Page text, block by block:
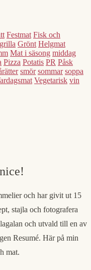
Festmat Fisk och
grilla Grönt Helgmat
Mat i säsong middag
Pizza Potatis PR Påsk
smör sommar soppa
Vegetarisk vin
och har givit ut 15
stajla och fotografera
och utvald till en av
Resumé. Här på min
mat.